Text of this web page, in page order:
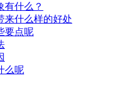
有什么？
来什么样的好处
要点呢
么呢